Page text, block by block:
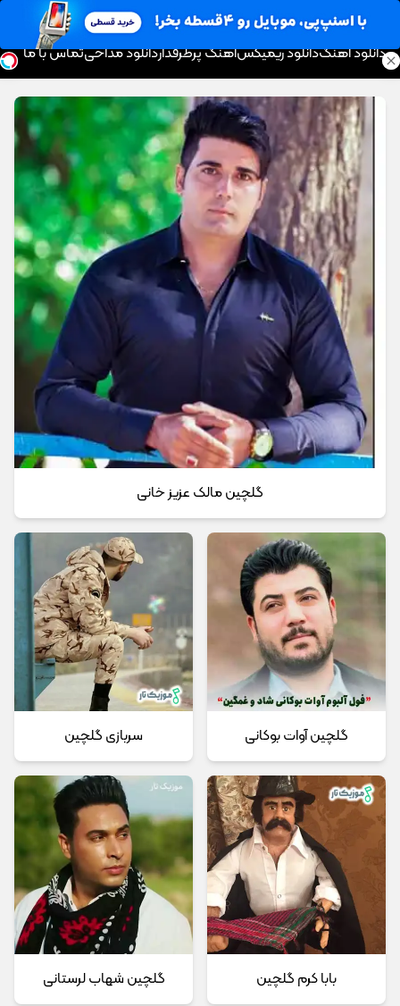
موزیک تار
دانلود آهنگدانلود ریمیکسآهنگ پرطرفداردانلود مداحیتماس با ما
گلچین مالک عزیز خانی
گلچین آوات بوکانی سربازی گلچین
بابا کرم گلچین گلچین شهاب لرستانی